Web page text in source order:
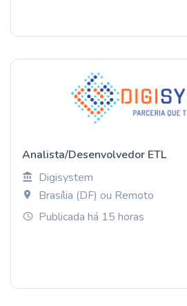
Analista/Desenvolvedor ETL
Digisystem
Brasília (DF) ou Remoto
Publicada há 15 horas